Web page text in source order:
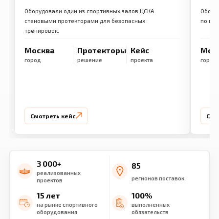
Оборудовали один из спортивных залов ЦСКА
стеновыми протекторами для безопасных
тренировок.
Москва
город
Протекторы
решение
Кейс
проекта
Смотреть кейс
по
город
3 000+
реализованных
проектов
85
регионов поставок
15 лет
на рынке спортивного
оборудования
100%
выполненных
обязательств